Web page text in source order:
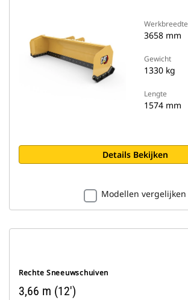
Werkbreedte
3658 mm
Gewicht
1330 kg
Lengte
1574 mm
Details Bekijken
Modellen vergelijken
Rechte Sneeuwschuiven
3,66 m (12')